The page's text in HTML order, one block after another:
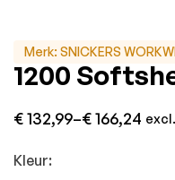
Merk: SNICKERS
1200
€132,99–€166,24
Kleur: